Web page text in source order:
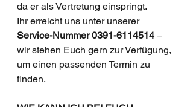
da er als Vertretung einspringt.
Ihr erreicht uns unter unserer
Service-Nummer 0391-6114514 –
wir stehen Euch gern zur Verfügung,
um einen passenden Termin zu
finden.